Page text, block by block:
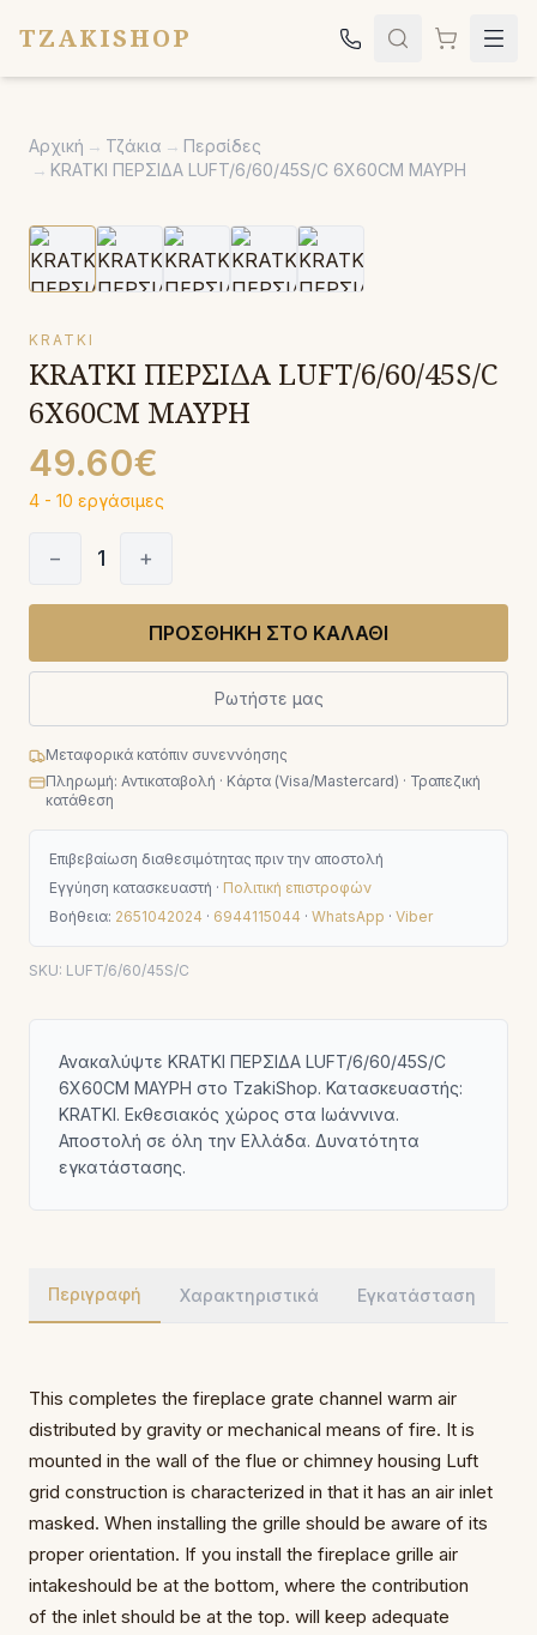
TZAKISHOP
Σόμπες
Κήπος
Εκκλησιαστικά
Σχετικά
Αρχική → Τζάκια → Περσίδες
→ KRATKI ΠΕΡΣΙΔΑ LUFT/6/60/45S/C 6X60CM ΜΑΥΡΗ
KRATKI
KRATKI ΠΕΡΣΙΔΑ LUFT/6/60/45S/C
6X60CM ΜΑΥΡΗ
49.60€
4 - 10 εργάσιμες
− 1 +
ΠΡΟΣΘΗΚΗ ΣΤΟ ΚΑΛΑΘΙ
Ρωτήστε μας
Μεταφορικά κατόπιν συνεννόησης
Πληρωμή: Αντικαταβολή · Κάρτα (Visa/Mastercard) · Τραπεζική
κατάθεση
Επιβεβαίωση διαθεσιμότητας πριν την αποστολή
Εγγύηση κατασκευαστή · Πολιτική επιστροφών
Βοήθεια: 2651042024 · 6944115044 · WhatsApp · Viber
SKU: LUFT/6/60/45S/C
Ανακαλύψτε KRATKI ΠΕΡΣΙΔΑ LUFT/6/60/45S/C
6X60CM ΜΑΥΡΗ στο TzakiShop. Κατασκευαστής:
KRATKI. Εκθεσιακός χώρος στα Ιωάννινα.
Αποστολή σε όλη την Ελλάδα. Δυνατότητα
εγκατάστασης.
Περιγραφή Χαρακτηριστικά Εγκατάσταση
This completes the fireplace grate channel warm air
distributed by gravity or mechanical means of fire. It is
mounted in the wall of the flue or chimney housing Luft
grid construction is characterized in that it has an air inlet
masked. When installing the grille should be aware of its
proper orientation. If you install the fireplace grille air
intakeshould be at the bottom, where the contribution
of the inlet should be at the top. will keep adequate